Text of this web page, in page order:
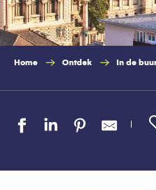
Home Ontdek In de